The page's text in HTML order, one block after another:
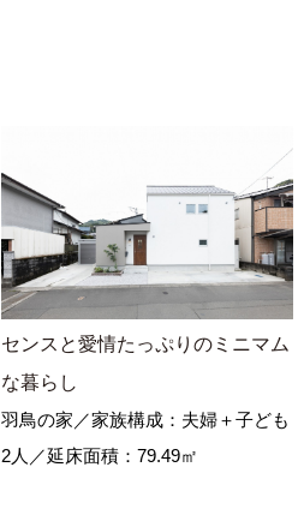
センスと愛情たっぷりのミニマム
な暮らし
羽鳥の家／家族構成：夫婦＋子ども
2人／延床面積：79.49㎡